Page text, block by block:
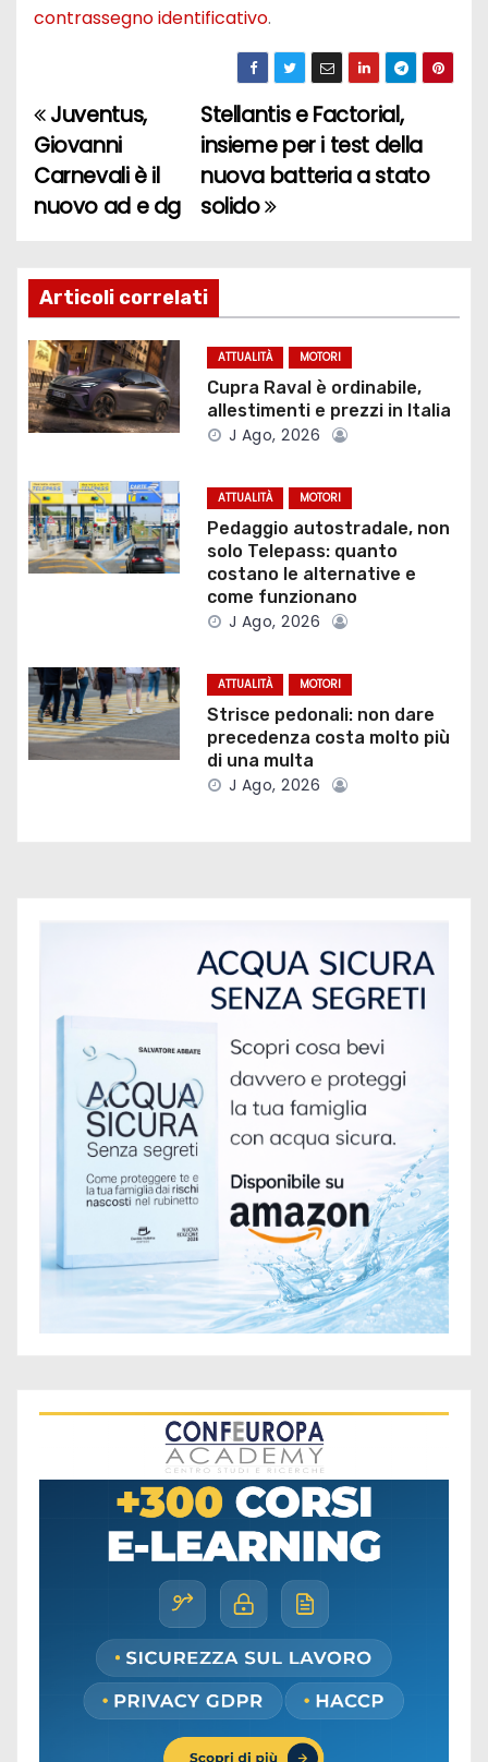
contrassegno identificativo.
N
a
v
g
a
z
i
o
n
e
r
t
i
Stellantis e Factorial,
insieme per i test della
nuova batteria a stato
solido
Juventus,
Giovanni
Carnevali è il
nuovo ad e dg
Articoli correlati
ATTUALITÀ MOTORI
Cupra Raval è ordinabile,
allestimenti e prezzi in Italia
J Ago, 2026
ATTUALITÀ MOTORI
Pedaggio autostradale, non
solo Telepass: quanto
costano le alternative e
come funzionano
J Ago, 2026
ATTUALITÀ MOTORI
Strisce pedonali: non dare
precedenza costa molto più
di una multa
J Ago, 2026